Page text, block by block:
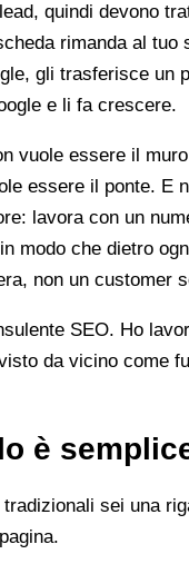
quindi devono
rimanda al tuo
gli trasferisce un
e li fa crescere.
vuole essere il
essere il ponte. E
lavora con un
modo che dietro
non un customer
SEO. Ho
da vicino come
è
sei una